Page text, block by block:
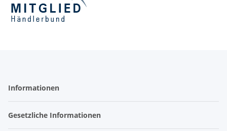
Informationen
Gesetzliche Informationen